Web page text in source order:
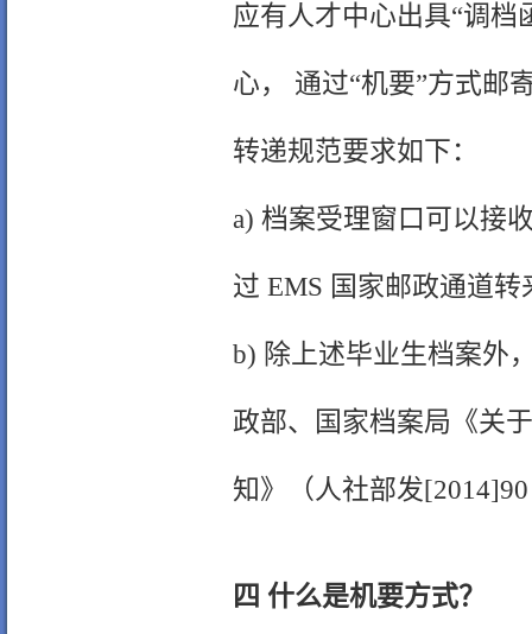
应有人才中心出具“调档
心， 通过“机要”方式邮
转递规范要求如下：
a) 档案受理窗口可以接
过 EMS 国家邮政通道
b) 除上述毕业生档案外
政部、国家档案局《关
知》（人社部发
四 什么是机要方式？